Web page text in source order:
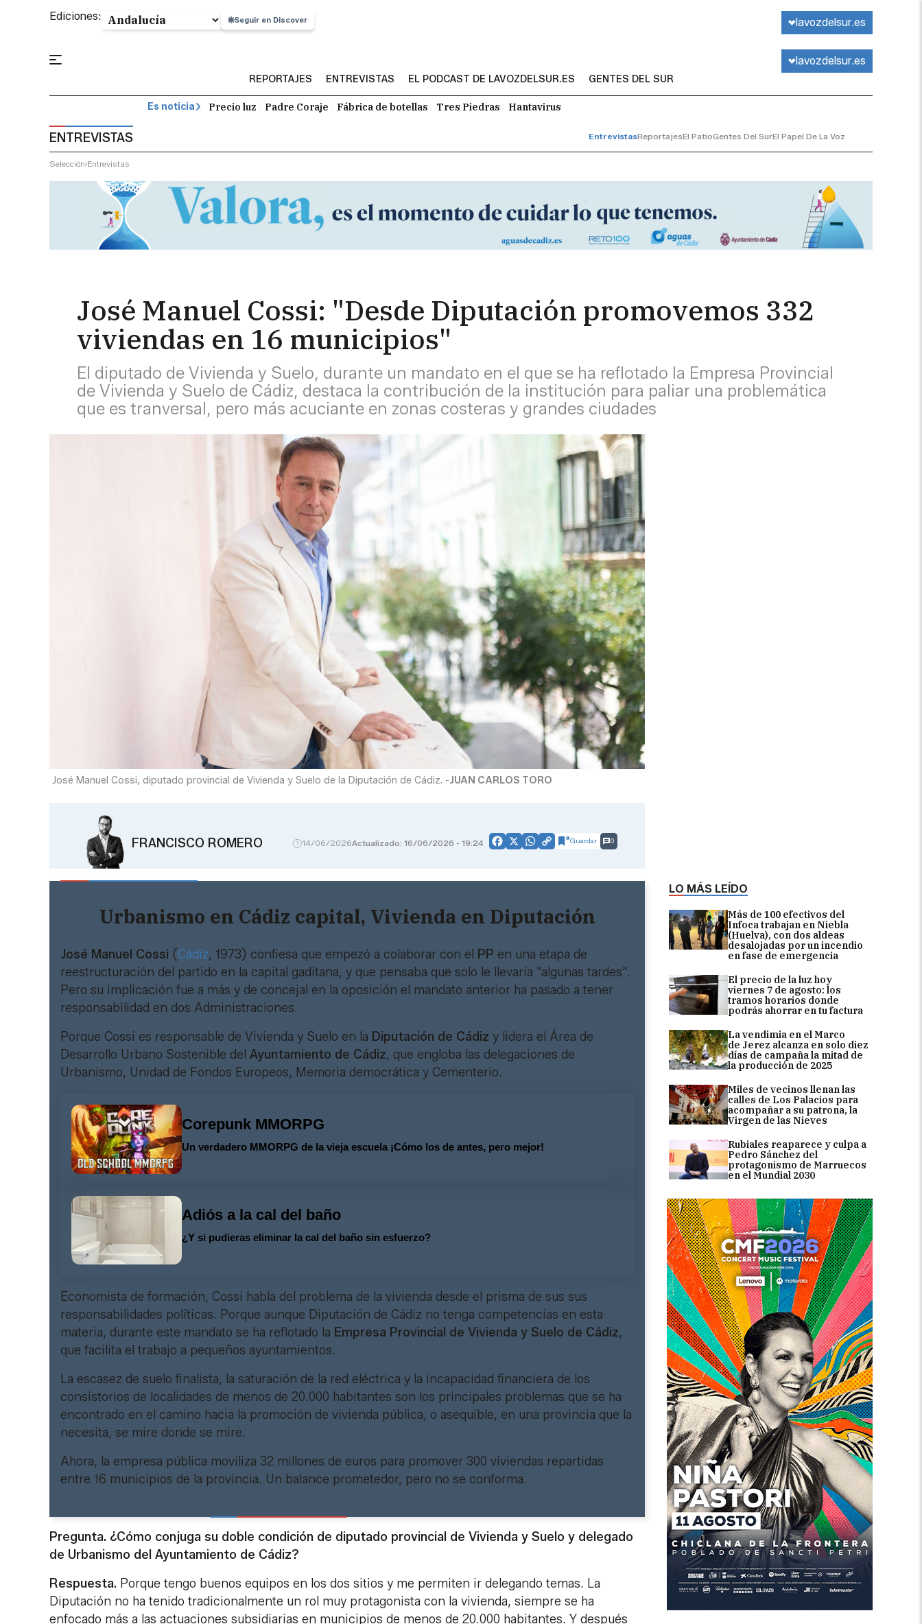
Ediciones: Seguir en Discover lavozdelsur.es
lavozdelsur.es
REPORTAJES ENTREVISTAS EL PODCAST DE LAVOZDELSUR.ES GENTES DEL SUR
Es noticia Precio luz Padre Coraje Fábrica de botellas Tres Piedras Hantavirus
ENTREVISTAS EntrevistasReportajesEl PatioGentes Del SurEl Papel De La Voz
Selección Entrevistas
José Manuel Cossi: "Desde Diputación promovemos 332
viviendas en 16 municipios"
El diputado de Vivienda y Suelo, durante un mandato en el que se ha reflotado la Empresa Provincial
de Vivienda y Suelo de Cádiz, destaca la contribución de la institución para paliar una problemática
que es tranversal, pero más acuciante en zonas costeras y grandes ciudades
LO MÁS LEÍDO
Más de 100 efectivos del
Infoca trabajan en Niebla
(Huelva), con dos aldeas
desalojadas por un incendio
en fase de emergencia
El precio de la luz hoy
viernes 7 de agosto: los
tramos horarios donde
podrás ahorrar en tu factura
La vendimia en el Marco
de Jerez alcanza en solo diez
días de campaña la mitad de
la producción de 2025
Miles de vecinos llenan las
calles de Los Palacios para
acompañar a su patrona, la
Virgen de las Nieves
Rubiales reaparece y culpa a
Pedro Sánchez del
protagonismo de Marruecos
en el Mundial 2030
José Manuel Cossi, diputado provincial de Vivienda y Suelo de la Diputación de Cádiz. -JUAN CARLOS TORO
FRANCISCO ROMERO 14/06/2026Actualizado: 16/06/2026 - 19:24 Facebook
X WhatsApp
CopyGuardar 0
Urbanismo en Cádiz capital, Vivienda en Diputación
José Manuel Cossi (Cádiz, 1973) confiesa que empezó a colaborar con el PP en una etapa de
reestructuración del partido en la capital gaditana, y que pensaba que solo le llevaría "algunas tardes".
Pero su implicación fue a más y de concejal en la oposición el mandato anterior ha pasado a tener
responsabilidad en dos Administraciones.
Porque Cossi es responsable de Vivienda y Suelo en la Diputación de Cádiz y lidera el Área de
Desarrollo Urbano Sostenible del Ayuntamiento de Cádiz, que engloba las delegaciones de
Urbanismo, Unidad de Fondos Europeos, Memoria democrática y Cementerio.
Corepunk MMORPG
Un verdadero MMORPG de la vieja escuela ¡Cómo los de antes, pero mejor!
Adiós a la cal del baño
¿Y si pudieras eliminar la cal del baño sin esfuerzo?
Economista de formación, Cossi habla del problema de la vivienda desde el prisma de sus sus
responsabilidades políticas. Porque aunque Diputación de Cádiz no tenga competencias en esta
materia, durante este mandato se ha reflotado la Empresa Provincial de Vivienda y Suelo de Cádiz,
que facilita el trabajo a pequeños ayuntamientos.
La escasez de suelo finalista, la saturación de la red eléctrica y la incapacidad financiera de los
consistorios de localidades de menos de 20.000 habitantes son los principales problemas que se ha
encontrado en el camino hacia la promoción de vivienda pública, o asequible, en una provincia que la
necesita, se mire donde se mire.
Ahora, la empresa pública moviliza 32 millones de euros para promover 300 viviendas repartidas
entre 16 municipios de la provincia. Un balance prometedor, pero no se conforma.
Pregunta. ¿Cómo conjuga su doble condición de diputado provincial de Vivienda y Suelo y delegado
de Urbanismo del Ayuntamiento de Cádiz?
Respuesta. Porque tengo buenos equipos en los dos sitios y me permiten ir delegando temas. La
Diputación no ha tenido tradicionalmente un rol muy protagonista con la vivienda, siempre se ha
enfocado más a las actuaciones subsidiarias en municipios de menos de 20.000 habitantes. Y después